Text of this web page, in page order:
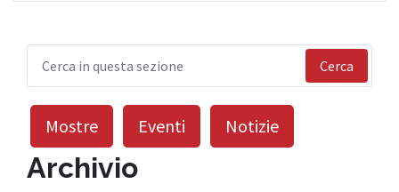
Cerca
Mostre Eventi Notizie
Archivio